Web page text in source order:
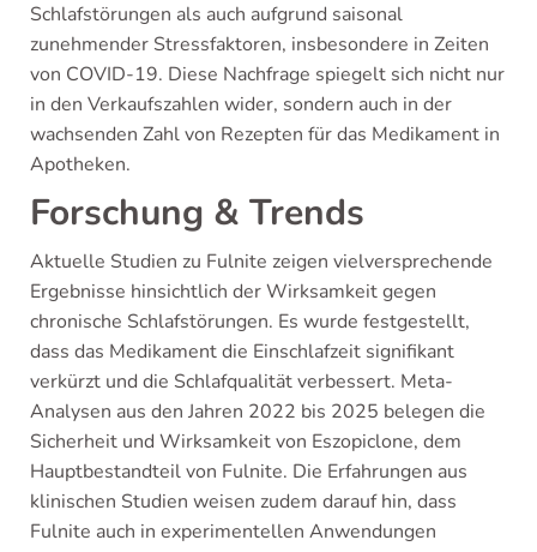
Schlafstörungen als auch aufgrund saisonal
zunehmender Stressfaktoren, insbesondere in Zeiten
von COVID-19. Diese Nachfrage spiegelt sich nicht nur
in den Verkaufszahlen wider, sondern auch in der
wachsenden Zahl von Rezepten für das Medikament in
Apotheken.
Forschung & Trends
Aktuelle Studien zu Fulnite zeigen vielversprechende
Ergebnisse hinsichtlich der Wirksamkeit gegen
chronische Schlafstörungen. Es wurde festgestellt,
dass das Medikament die Einschlafzeit signifikant
verkürzt und die Schlafqualität verbessert. Meta-
Analysen aus den Jahren 2022 bis 2025 belegen die
Sicherheit und Wirksamkeit von Eszopiclone, dem
Hauptbestandteil von Fulnite. Die Erfahrungen aus
klinischen Studien weisen zudem darauf hin, dass
Fulnite auch in experimentellen Anwendungen